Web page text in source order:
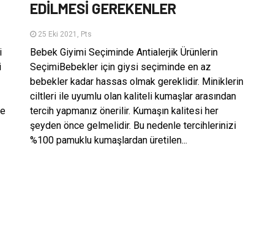
EDİLMESİ GEREKENLER
25 Eki 2021, Pts
Bebek Giyimi Seçiminde Antialerjik Ürünlerin
SeçimiBebekler için giysi seçiminde en az
bebekler kadar hassas olmak gereklidir. Miniklerin
ciltleri ile uyumlu olan kaliteli kumaşlar arasından
tercih yapmanız önerilir. Kumaşın kalitesi her
şeyden önce gelmelidir. Bu nedenle tercihlerinizi
%100 pamuklu kumaşlardan üretilen...